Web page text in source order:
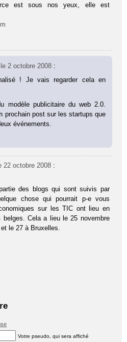
est sous nos yeux, elle est
le 2 octobre 2008 :
! Je vais regarder cela en
modèle publicitaire du web 2.0.
prochain post sur les startups que
événements.
22 octobre 2008 :
des blogs qui sont suivis par
chose qui pourrait p-e vous
sur les TIC ont lieu en
belges. Cela a lieu le 25 novembre
le 27 à Bruxelles.
Votre pseudo, qui sera affiché